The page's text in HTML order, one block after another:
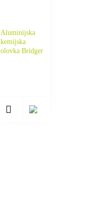
Aluminijska
kemijska
olovka Bridger